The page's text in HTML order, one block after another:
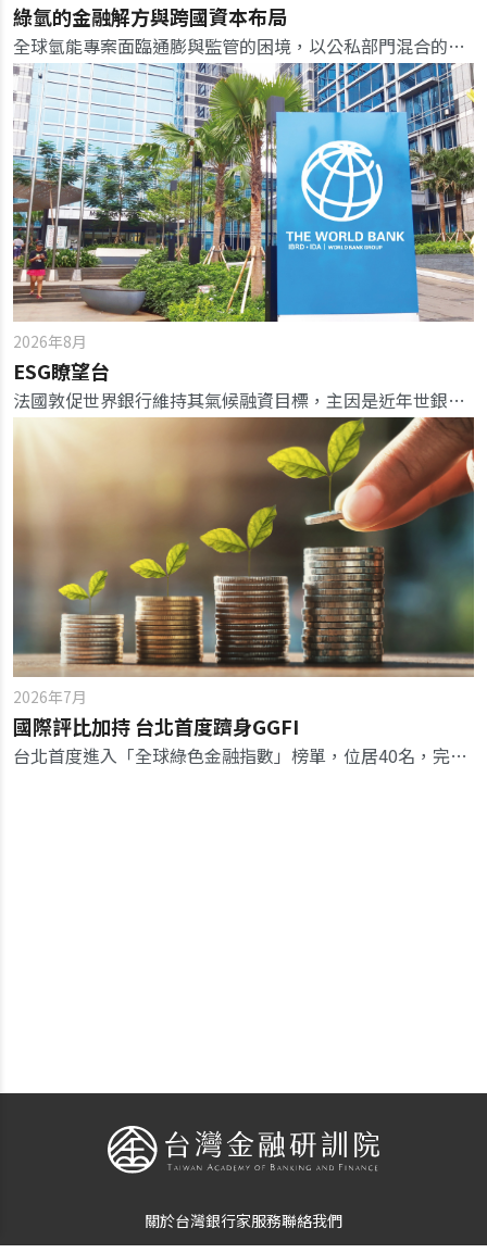
綠氫的金融解方與跨國資本布局
全球氫能專案面臨通膨與監管的困境，以公私部門混合的融資模式，可望加速氫能商業化。
2026年8月
ESG瞭望台
法國敦促世界銀行維持其氣候融資目標，主因是近年世銀面臨來自其最大股東美國壓力，要求改變能源路線。
2026年7月
國際評比加持 台北首度躋身GGFI
台北首度進入「全球綠色金融指數」榜單，位居40名，完善的治理品質驚豔全球，未來可持續擴大商品規模、接軌國際。
關於台灣銀行家服務聯絡我們